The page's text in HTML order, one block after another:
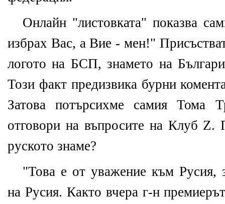
Онлайн "листовката" показва
избрах Вас, а Вие - мен!"
логото на БСП, знамето на
Този факт предизвика бурни
Затова потърсихме самия Тома
отговори на въпросите на Клуб
руското знаме?
"Това е от уважение към Русия,
на Русия. Както вчера г-н